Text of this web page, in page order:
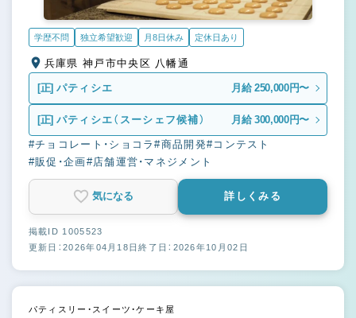
学歴不問 独立希望歓迎 月8日休み 定休日あり
兵庫県 神戸市中央区 八幡通
[正] パティシエ 月給 250,000円〜
[正] パティシエ（スーシェフ候補） 月給 300,000円〜
#チョコレート・ショコラ#商品開発#コンテスト
#販促・企画#店舗運営・マネジメント
気になる 詳しくみる
掲載ID 1005523
更新日：2026年04月18日終了日：2026年10月02日
パティスリー・スイーツ・ケーキ屋